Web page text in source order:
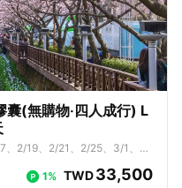
囊(無購物‧四人成行) L
、2/19、2/21、2/25、3/1、3/
2、5/6、5/9、5/13、5/16、
1% TWD33,500